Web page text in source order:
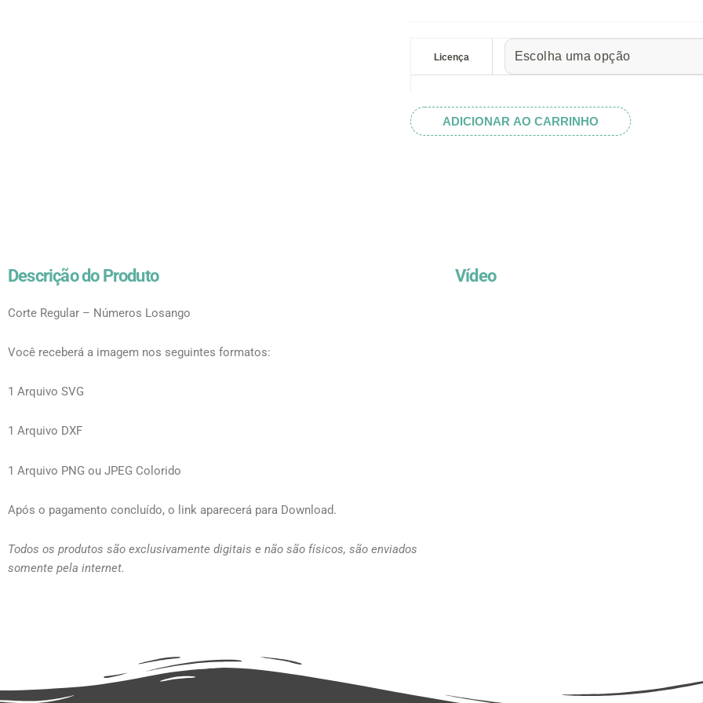
através
R$ 32.82
Licença
ADICIONAR AO CARRINHO
Descrição do Produto
Corte Regular – Números Losango
Você receberá a imagem nos seguintes formatos:
1 Arquivo SVG
1 Arquivo DXF
1 Arquivo PNG ou JPEG Colorido
Após o pagamento concluído, o link aparecerá para Download.
Todos os produtos são exclusivamente digitais e não são físicos, são enviados
somente pela internet.
Vídeo